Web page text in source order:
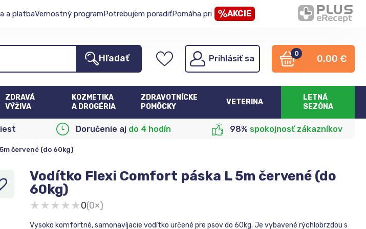
a platbaVernostný programPotrebujem poradiťPomáha pri AKCIE
Hľadať Prihlásiť sa
0 0,00 €
ZDRAVÁ
VÝŽIVA
KOZMETIKA
A DROGÉRIA
ZDRAVOTNÍCKE
POMÔCKY
VETERINA
LETNÁ
SEZÓNA
Doručenie aj do 4 hodín 98% spokojnosť zákazníkov
červené (do 60kg)
Vodítko Flexi Comfort páska L 5m červené (do
60kg)
★★★★★0(0×)
Vysoko komfortné, samonavíjacie vodítko určené pre psov do 60kg. Je vybavené rýchlobrzdou s